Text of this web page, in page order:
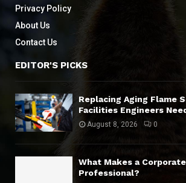
Privacy Policy
About Us
Contact Us
EDITOR'S PICKS
Replacing Aging Flame
Facilities Engineers
August 8, 2026 0
What Makes a
Professional?